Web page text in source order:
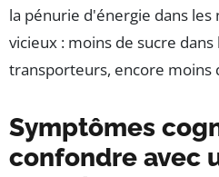
la pénurie d'énergie dans les
vicieux : moins de sucre dans
transporteurs, encore moins
Symptômes
confondre avec